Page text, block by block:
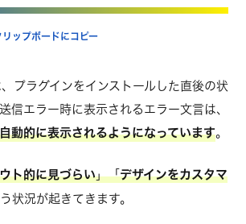
ップボードにコピー
プラグインをインストールした直後の状
信エラー時に表示されるエラー文言は、
動的に表示されるようになっています。
ト的に見づらい」「デザインをカスタマ
状況が起きてきます。